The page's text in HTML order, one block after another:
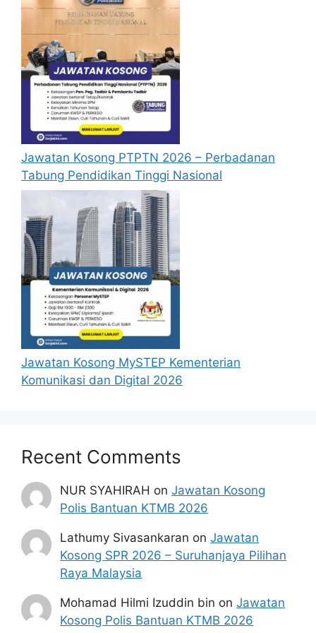
Jawatan Kosong PTPTN 2026 – Perbadanan
Tabung Pendidikan Tinggi Nasional
Jawatan Kosong MySTEP Kementerian
Komunikasi dan Digital 2026
Recent Comments
NUR SYAHIRAH onJawatan Kosong
Polis Bantuan KTMB 2026
Lathumy Sivasankaran onJawatan
Kosong SPR 2026 – Suruhanjaya Pilihan
Raya Malaysia
Mohamad Hilmi Izuddin bin onJawatan
Kosong Polis Bantuan KTMB 2026